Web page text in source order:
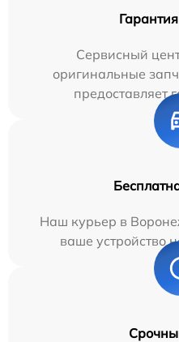
Сервисный
оригинальные
предоставляет
Наш курьер в
ваше устройство